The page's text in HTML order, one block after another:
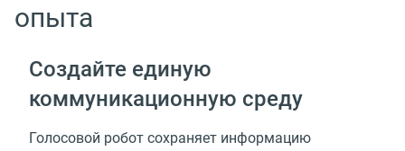
опыта
Создайте единую
коммуникационную среду
Голосовой робот сохраняет информацию